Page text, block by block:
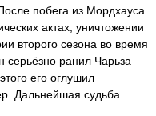
побега из Мордхауса
актах, уничтожении
второго сезона во время
ранил Чарьза
его оглушил
Дальнейшая судьба